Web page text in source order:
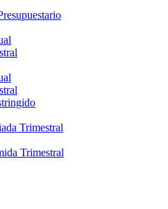
Trimestral
Trimestral